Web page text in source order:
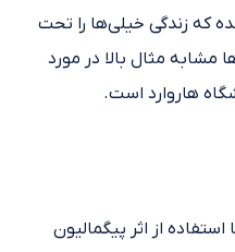
که زندگی خیلی‌ها را تحت
مشابه مثال بالا در مورد
هاروارد است.
استفاده از اثر پیگمالیون